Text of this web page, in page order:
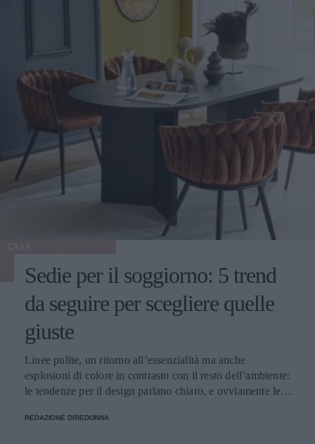
Sedie per il soggiorno: 5 trend
da seguire per scegliere quelle
giuste
Linee pulite, un ritorno all’essenzialità ma anche
esplosioni di colore in contrasto con il resto dell’ambiente:
le tendenze per il design parlano chiaro, e ovviamente le
adatte allo spazio e allo stile del soggiorno?
REDAZIONE DIREDONNA